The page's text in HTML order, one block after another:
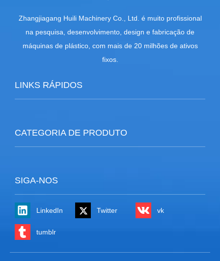
Zhangjiagang Huili Machinery Co., Ltd. é muito profissional
na pesquisa, desenvolvimento, design e fabricação de
máquinas de plástico, com mais de 20 milhões de ativos
fixos.
LINKS RÁPIDOS
CATEGORIA DE PRODUTO
SIGA-NOS
LinkedIn Twitter vk
tumblr